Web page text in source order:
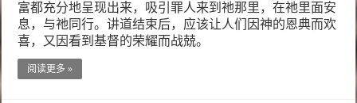
富都充分地呈现出来，吸引罪人来到祂那里，在祂里面安
息，与祂同行。讲道结束后，应该让人们因神的恩典而欢
喜，又因看到基督的荣耀而战兢。
阅读更多 »